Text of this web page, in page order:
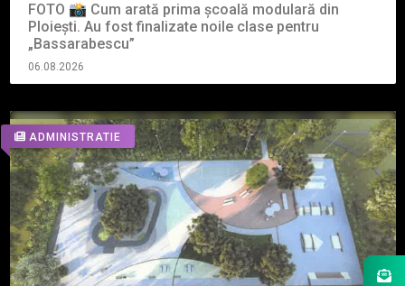
FOTO 📸 Cum arată prima școală modulară din
Ploiești. Au fost finalizate noile clase pentru
„Bassarabescu”
06.08.2026
ADMINISTRATIE